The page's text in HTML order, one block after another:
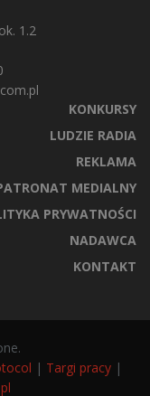
1.2
KONKURSY
LUDZIE RADIA
REKLAMA
MEDIALNY
PRYWATNOŚCI
NADAWCA
KONTAKT
| Targi pracy |